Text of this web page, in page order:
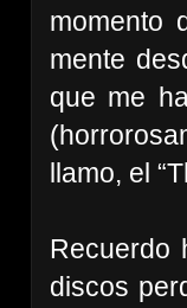
momento
mente
que me
llamo, el
Recuerdo
discos